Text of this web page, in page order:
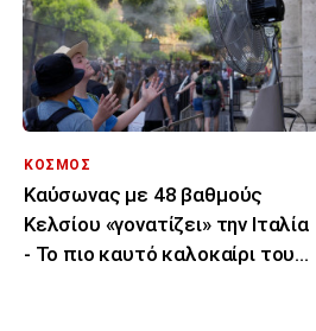
ΚΟΣΜΟΣ
Καύσωνας με 48 βαθμούς
Κελσίου «γονατίζει» την Ιταλία
- Το πιο καυτό καλοκαίρι του